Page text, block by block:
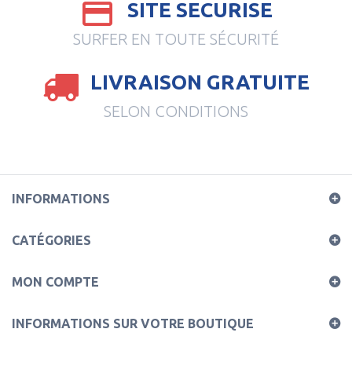
SITE SECURISE
SURFER EN TOUTE SÉCURITÉ
LIVRAISON GRATUITE
SELON CONDITIONS
INFORMATIONS
CATÉGORIES
MON COMPTE
INFORMATIONS SUR VOTRE BOUTIQUE